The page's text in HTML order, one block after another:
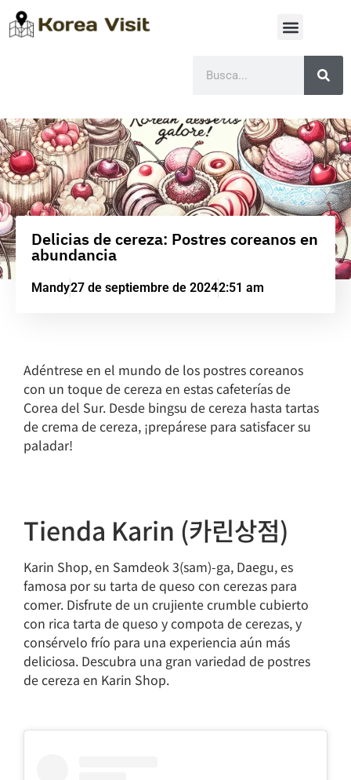
Delicias de cereza: Postres coreanos en
abundancia
Mandy27 de septiembre de 20242:51 am
Adéntrese en el mundo de los postres coreanos
con un toque de cereza en estas cafeterías de
Corea del Sur. Desde bingsu de cereza hasta tartas
de crema de cereza, ¡prepárese para satisfacer su
paladar!
Tienda Karin (카린상점)
Karin Shop, en Samdeok 3(sam)-ga, Daegu, es
famosa por su tarta de queso con cerezas para
comer. Disfrute de un crujiente crumble cubierto
con rica tarta de queso y compota de cerezas, y
consérvelo frío para una experiencia aún más
deliciosa. Descubra una gran variedad de postres
de cereza en Karin Shop.